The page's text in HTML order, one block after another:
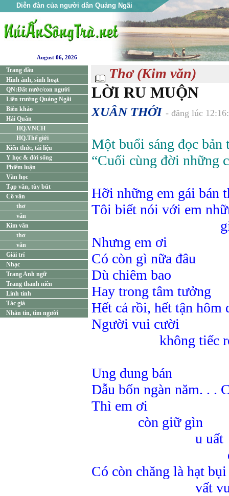
Diễn đàn của người dân Quảng Ngãi
August 06, 2026
Trang đầu
Hình ảnh, sinh hoạt
QN:Đất nước/con người
Liên trường Quảng Ngãi
Biên khảo
Hải Quân
HQ.VNCH
HQ.Thế giới
Kiến thức, tài liệu
Y học & đời sống
Phiếm luận
Văn học
Tạp văn, tùy bút
Cổ văn
thơ
văn
Kim văn
thơ
văn
Giải trí
Nhạc
Trang Anh ngữ
Trang thanh niên
Linh tinh
Tác giả
Nhắn tin, tìm người
Thơ (Kim văn)
LỜI RU MUỘN
XUÂN THỚI - đăng lúc
Một buổi sáng đọc bản
“Cuối cùng đời những
Hỡi những em gái bán
Tôi biết nói với em
giờ đã
Nhưng em ơi
Có còn gì nữa đâu
Dù chiêm bao
Hay trong tâm tưởng
Hết cả rồi, hết tận hôm
Người vui cười
không tiếc
Ung dung bán
Dẫu bốn ngàn năm. . .
Thì em ơi
còn giữ gìn
u uất
để
Có còn chăng là hạt
vất